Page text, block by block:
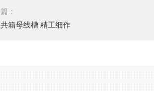
：
箱母线槽 精工细作